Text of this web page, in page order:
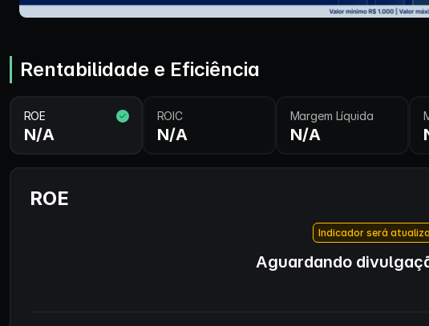
Rentabilidade e Eficiência
ROE
N/A
ROIC
N/A
Margem Líquida
N/A
ROE
Indicador será
Aguardando